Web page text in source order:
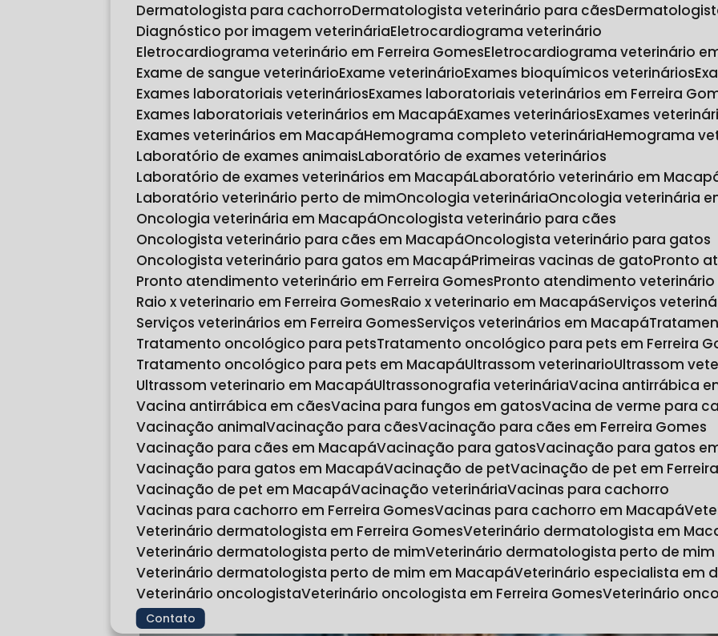
Dermatologista para cachorro Dermatologista veterinário para cães
Diagnóstico por imagem veterinária Eletrocardiograma veterinário
Eletrocardiograma veterinário em Ferreira Gomes Eletrocardiograma veterinário
Exame de sangue veterinário Exame veterinário Exames bioquímicos veterinários
Exames laboratoriais veterinários Exames laboratoriais veterinários em Ferreira
Exames laboratoriais veterinários em Macapá Exames veterinários Exames
Exames veterinários em Macapá Hemograma completo veterinária Hemograma
Laboratório de exames animais Laboratório de exames veterinários
Laboratório de exames veterinários em Macapá Laboratório veterinário em
Laboratório veterinário perto de mim
Oncologia veterinária
Oncologia veterinária
Oncologia veterinária em Macapá
Oncologista veterinário para cães
Oncologista veterinário para cães em Macapá
Oncologista veterinário para gatos
Oncologista veterinário para gatos em Macapá Primeiras vacinas de gato Pronto
Pronto atendimento veterinário em Ferreira Gomes Pronto atendimento
Raio x veterinario em Ferreira Gomes Raio x veterinario em Macapá Serviços
Serviços veterinários em Ferreira Gomes Serviços veterinários em Macapá
Tratamento oncológico para pets Tratamento oncológico para pets em Ferreira
Tratamento oncológico para pets em Macapá Ultrassom veterinario Ultrassom
Ultrassom veterinario em Macapá Ultrassonografia veterinária Vacina antirrábica
Vacina antirrábica em cães Vacina para fungos em gatos Vacina de verme para
Vacinação animal Vacinação para cães Vacinação para cães em Ferreira Gomes
Vacinação para cães em Macapá Vacinação para gatos Vacinação para gatos
Vacinação para gatos em Macapá Vacinação de pet Vacinação de pet em
Vacinação de pet em Macapá Vacinação veterinária Vacinas para cachorro
Vacinas para cachorro em Ferreira Gomes Vacinas para cachorro em Macapá
Veterinário dermatologista em Ferreira Gomes Veterinário dermatologista em
Veterinário dermatologista perto de mim Veterinário dermatologista perto de mim
Veterinário dermatologista perto de mim em Macapá Veterinário especialista em
Veterinário oncologista Veterinário oncologista em Ferreira Gomes Veterinário
Contato